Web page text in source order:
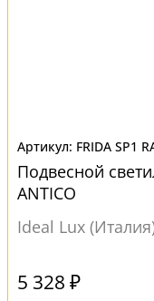
FRIDA SP1
Подвесной
ANTICO
Ideal Lux
5 328 ₽